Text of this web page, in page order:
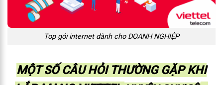
Top gói internet dành cho DOANH NGHIỆP
MỘT SỐ CÂU HỎI THƯỜNG GẶP KHI